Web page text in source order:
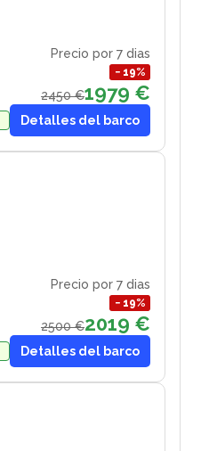
Precio por 7 dias
− 19%
2450 €1979 €
Detalles del barco
Precio por 7 dias
− 19%
2500 €2019 €
Detalles del barco